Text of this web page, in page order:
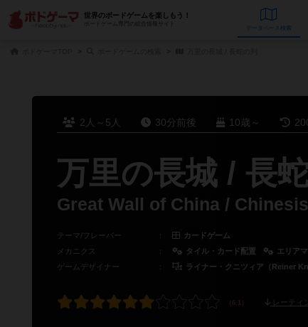
世界のボードゲームを楽しもう！
ボードゲーム専門の総合情報サイト
データベース
2人～5人 30分前後 10歳～
万里の長城 / 長
Great Wall of China /
テーマ/フレーバー ：
カードゲーム
メカニクス
： タイル・カード配置 エリア
ゲームデザイナー
： ライナー・クニツィア（Reiner
レーティ